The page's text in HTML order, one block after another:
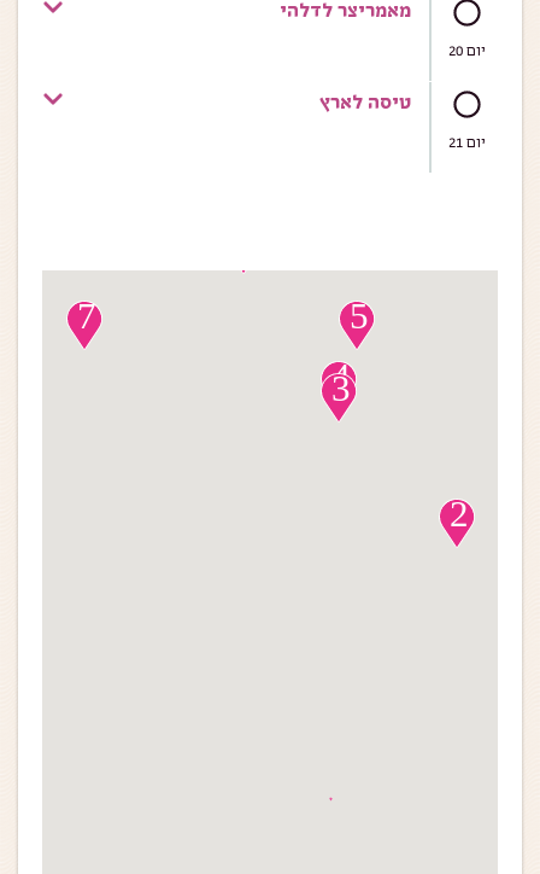
יום 20
מאמריצר לדלהי
יום 21
טיסה לארץ